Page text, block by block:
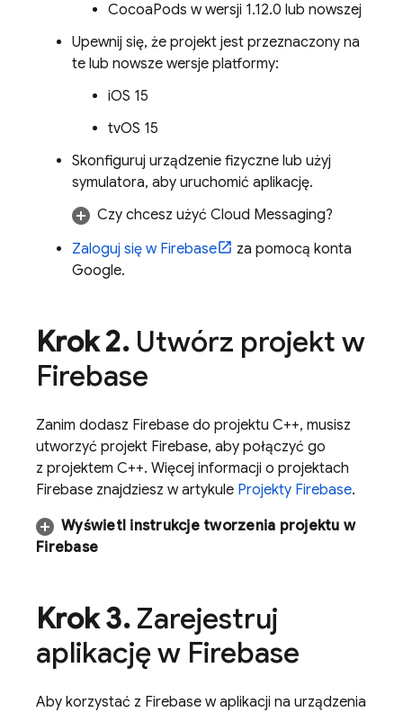
CocoaPods w wersji 1.12.0 lub nowszej
Upewnij się, że projekt jest przeznaczony na
te lub nowsze wersje platformy:
iOS 15
tvOS 15
Skonfiguruj urządzenie fizyczne lub użyj
symulatora, aby uruchomić aplikację.
Czy chcesz użyć Cloud Messaging?
Zaloguj się w Firebase
za pomocą konta
Google.
Krok 2.Utwórz projekt w
Firebase
Zanim dodasz Firebase do projektu C++, musisz
utworzyć projekt Firebase, aby połączyć go
z projektem C++. Więcej informacji o projektach
Firebase znajdziesz w artykule Projekty Firebase.
Wyświetl instrukcje tworzenia projektu w
Firebase
Krok 3.Zarejestruj
aplikację w Firebase
Aby korzystać z Firebase w aplikacji na urządzenia